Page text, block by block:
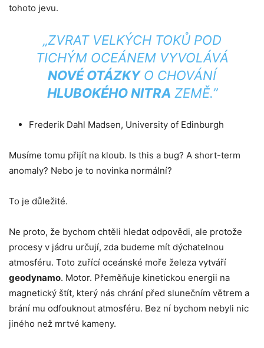
tohoto jevu.
„ZVRAT VELKÝCH TOKŮ POD
TICHÝM OCEÁNEM VYVOLÁVÁ
NOVÉ OTÁZKYO CHOVÁNÍ
HLUBOKÉHO NITRA ZEMĚ.”
Frederik Dahl Madsen, University of Edinburgh
Musíme tomu přijít na kloub. Is this a bug? A short-term
anomaly? Nebo je to novinka normální?
To je důležité.
Ne proto, že bychom chtěli hledat odpovědi, ale protože
procesy v jádru určují, zda budeme mít dýchatelnou
atmosféru. Toto zuřící oceánské moře železa vytváří
geodynamo. Motor. Přeměňuje kinetickou energii na
magnetický štít, který nás chrání před slunečním větrem a
brání mu odfouknout atmosféru. Bez ní bychom nebyli nic
jiného než mrtvé kameny.